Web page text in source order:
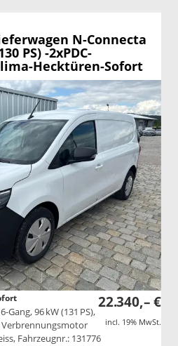
N-Connecta
PS) -2xPDC-
Hecktüren-Sofort
22.340,– €
incl. 19% MwSt.
Gang, 96 kW (131 PS),
Verbrennungsmotor
Fahrzeugnr.: 131776